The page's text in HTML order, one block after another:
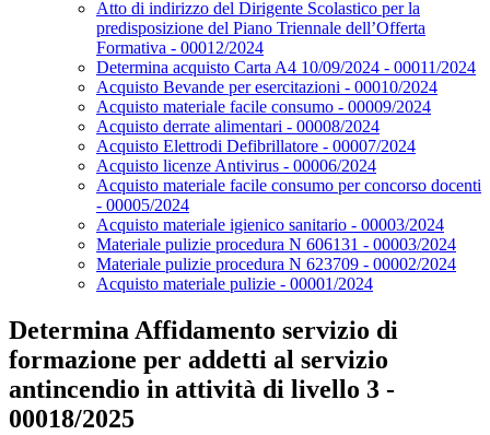
Atto di indirizzo del Dirigente Scolastico per la
predisposizione del Piano Triennale dell’Offerta
Formativa - 00012/2024
Determina acquisto Carta A4 10/09/2024 - 00011/2024
Acquisto Bevande per esercitazioni - 00010/2024
Acquisto materiale facile consumo - 00009/2024
Acquisto derrate alimentari - 00008/2024
Acquisto Elettrodi Defibrillatore - 00007/2024
Acquisto licenze Antivirus - 00006/2024
Acquisto materiale facile consumo per concorso docenti
- 00005/2024
Acquisto materiale igienico sanitario - 00003/2024
Materiale pulizie procedura N 606131 - 00003/2024
Materiale pulizie procedura N 623709 - 00002/2024
Acquisto materiale pulizie - 00001/2024
Determina Affidamento servizio di
formazione per addetti al servizio
antincendio in attività di livello 3 -
00018/2025